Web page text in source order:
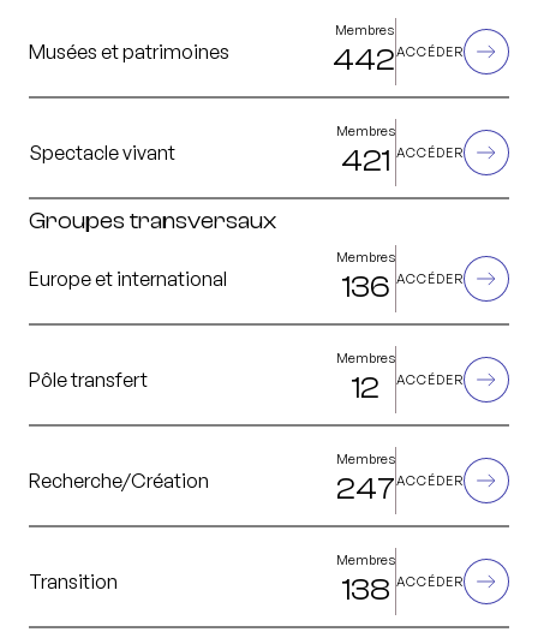
Musées et patrimoines
Membres
442ACCÉDER
Spectacle vivant
Membres
421 ACCÉDER
Groupes transversaux
Europe et international
Membres
136 ACCÉDER
Pôle transfert
Membres
12 ACCÉDER
Recherche/Création
Membres
247ACCÉDER
Transition
Membres
138 ACCÉDER